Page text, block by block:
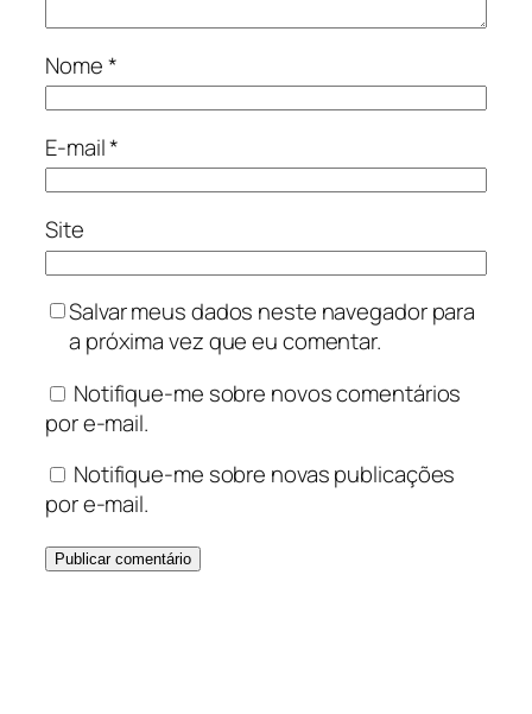
Nome*
E-mail*
Site
Salvar meus dados neste navegador para
a próxima vez que eu comentar.
Notifique-me sobre novos comentários
por e-mail.
Notifique-me sobre novas publicações
por e-mail.